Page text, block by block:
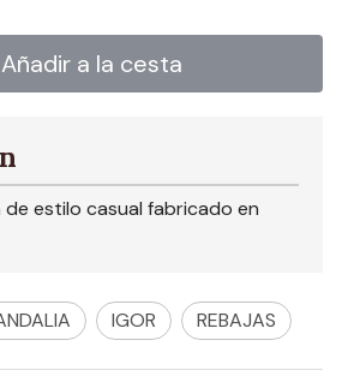
Añadir a la cesta
de estilo casual fabricado en
IGOR REBAJAS